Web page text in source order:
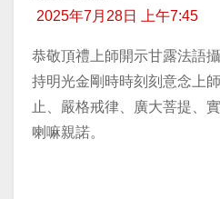
2025年7月28日 上午7:45
恭敬頂禮上師開示甘露法語
持明光金剛時時刻刻意念上
止、嚴格戒律、廣大菩提、
喇嘛親諾。